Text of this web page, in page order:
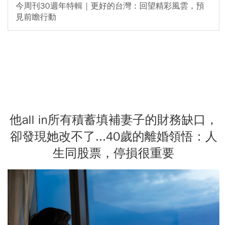
今周刊30週年特輯｜更好的台灣：回望精彩風雲，預
見前瞻行動
他all in所有積蓄填補妻子的財務缺口，
卻發現她改不了...40歲的離婚領悟：人
生同股票，停損很重要